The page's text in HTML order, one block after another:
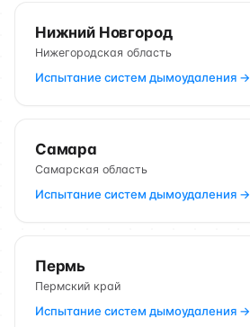
Нижний Новгород
Нижегородская область
Испытание систем дымоудаления →
Самара
Самарская область
Испытание систем дымоудаления →
Пермь
Пермский край
Испытание систем дымоудаления →